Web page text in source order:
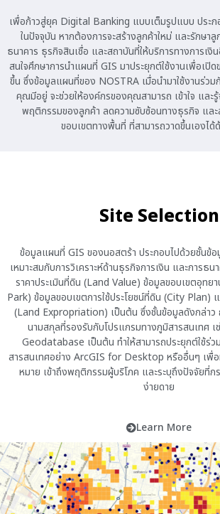
เพื่อก้าวสู่ยุค Digital Banking แบบเต็มรูปแบบ ประ
ในปัจจุบัน หากต้องการจะสร้างลูกค้าใหม่ และรักษาลู
ธนาคาร ธุรกิจสินเชื่อ และสถาบันที่ให้บริการทางการเงิ
สนใจศึกษาการนำแผนที่ GIS มาประยุกต์ใช้งานเพื่อเปิ
ขึ้น ซึ่งข้อมูลแผนที่ของ NOSTRA เมื่อนำมาใช้งานร่ว
คุณมีอยู่ จะช่วยให้องค์กรของคุณสามารถ เข้าใจ และ
พฤติกรรมของลูกค้า ลดความซับซ้อนทางธุรกิจ และ
ขอบเขตทางพื้นที่ ที่สามารถวาดขึ้นเองไ
Site Selection
ข้อมูลแผนที่ GIS ของนอสตร้า ประกอบไปด้วยชั้นข้
เหมาะสมกับการวิเคราะห์ด้านธุรกิจการเงิน และการธ
ราคาประเมินที่ดิน (Land Value) ข้อมูลขอบเขตอุท
Park) ข้อมูลขอบเขตการใช้ประโยชน์ที่ดิน (City Plan)
(Land Expropriation) เป็นต้น ซึ่งชั้นข้อมูลดังกล่าว
นามสกุลที่รองรับกับโปรแกรมทางภูมิสารสนเทศ
Geodatabase เป็นต้น ทำให้สามารถประยุกต์ใช้ร่
สารสนเทศอย่าง ArcGIS for Desktop หรืออื่นๆ เพื่อ
หมาย เข้าถึงพฤติกรรมผู้บริโภค และระบุถึงปัจจัยที่ก
ง่ายดาย
Learn More